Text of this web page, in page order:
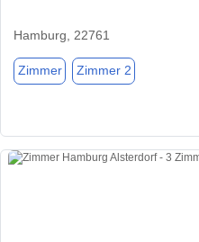
Hamburg, 22761
Zimmer Zimmer 2